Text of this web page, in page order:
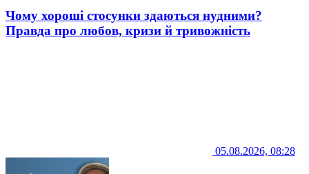
Чому хороші стосунки здаються нудними?
Правда про любов, кризи й тривожність
05.08.2026, 08:28